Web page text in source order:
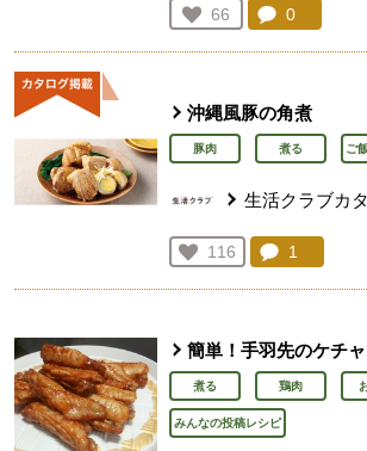
お気に入り登録：
66
人が登録
コメント：
0
沖縄風豚の角煮
豚肉 煮る ご
生活クラブカ
お気に入り登録：
116
人が登録
コメント：
1
簡単！手羽先のケチ
煮る 鶏肉
みんなの投稿レシピ